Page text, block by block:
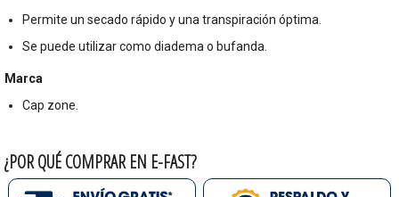
Permite un secado rápido y una transpiración óptima.
Se puede utilizar como diadema o bufanda.
Marca
Cap zone.
¿POR QUÉ COMPRAR EN E-FAST?